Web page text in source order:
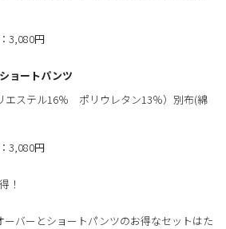
3,080円
ョートパンツ
ステル16％ ポリウレタン13％）別布(綿
3,080円
！
ーバーとショートパンツのお得なセットはた